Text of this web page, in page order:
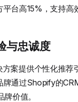
台高15%，支持高
与忠诚度
案提供个性化推荐
牌通过Shopify的
价值。